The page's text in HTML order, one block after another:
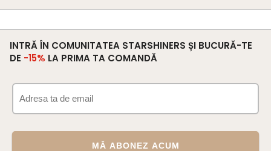
INTRĂ ÎN COMUNITATEA STARSHINERS ȘI BUCURĂ-TE
DE -15% LA PRIMA TA COMANDĂ
MĂ ABONEZ ACUM